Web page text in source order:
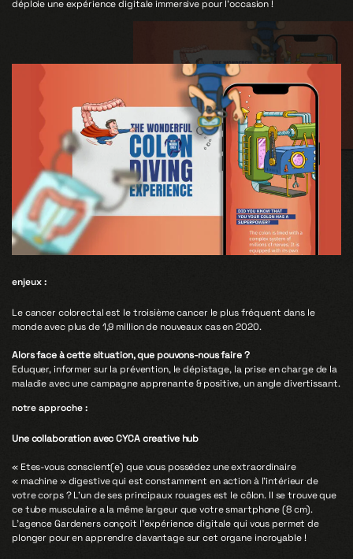
déploie une expérience digitale immersive pour l’occasion !
enjeux :
Le cancer colorectal est le troisième cancer le plus fréquent dans le
monde avec plus de 1,9 million de nouveaux cas en 2020.
Alors face à cette situation, que pouvons-nous faire ?
Eduquer, informer sur la prévention, le dépistage, la prise en charge de la
maladie avec une campagne apprenante & positive, un angle divertissant.
notre approche :
Une collaboration avec CYCA creative hub
« Etes-vous conscient(e) que vous possédez une extraordinaire
« machine » digestive qui est constamment en action à l’intérieur de
votre corps ? L’un de ses principaux rouages est le côlon. Il se trouve que
ce tube musculaire a la même largeur que votre smartphone (8 cm).
L’agence Gardeners conçoit l’expérience digitale qui vous permet de
plonger pour en apprendre davantage sur cet organe incroyable !